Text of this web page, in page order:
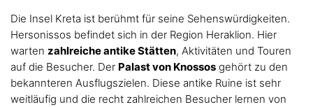
Die Insel Kreta ist berühmt für seine Sehenswürdigkeiten.
Hersonissos befindet sich in der Region Heraklion. Hier
warten zahlreiche antike Stätten, Aktivitäten und Touren
auf die Besucher. Der Palast von Knossos gehört zu den
bekannteren Ausflugszielen. Diese antike Ruine ist sehr
weitläufig und die recht zahlreichen Besucher lernen von